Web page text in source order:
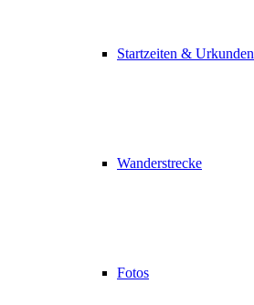
Startzeiten & Urkunden
Wanderstrecke
Fotos